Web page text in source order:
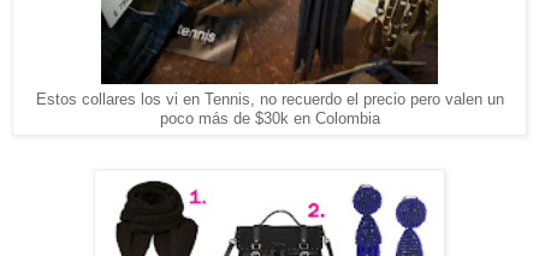
Estos collares los vi en Tennis, no recuerdo el precio pero valen un
poco más de $30k en Colombia